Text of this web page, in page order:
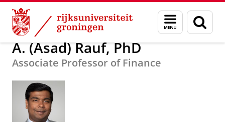
Skip
Content
Skip
Navigation
Menu
en
zoeken
Over ons A. (Asad) Rauf, PhD
A. (Asad) Rauf, PhD
Associate Professor of Finance